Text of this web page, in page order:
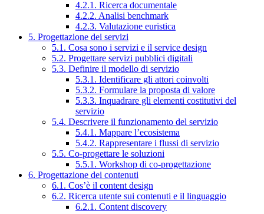
4.2.1. Ricerca documentale
4.2.2. Analisi benchmark
4.2.3. Valutazione euristica
5. Progettazione dei servizi
5.1. Cosa sono i servizi e il service design
5.2. Progettare servizi pubblici digitali
5.3. Definire il modello di servizio
5.3.1. Identificare gli attori coinvolti
5.3.2. Formulare la proposta di valore
5.3.3. Inquadrare gli elementi costitutivi del
servizio
5.4. Descrivere il funzionamento del servizio
5.4.1. Mappare l’ecosistema
5.4.2. Rappresentare i flussi di servizio
5.5. Co-progettare le soluzioni
5.5.1. Workshop di co-progettazione
6. Progettazione dei contenuti
6.1. Cos’è il content design
6.2. Ricerca utente sui contenuti e il linguaggio
6.2.1. Content discovery